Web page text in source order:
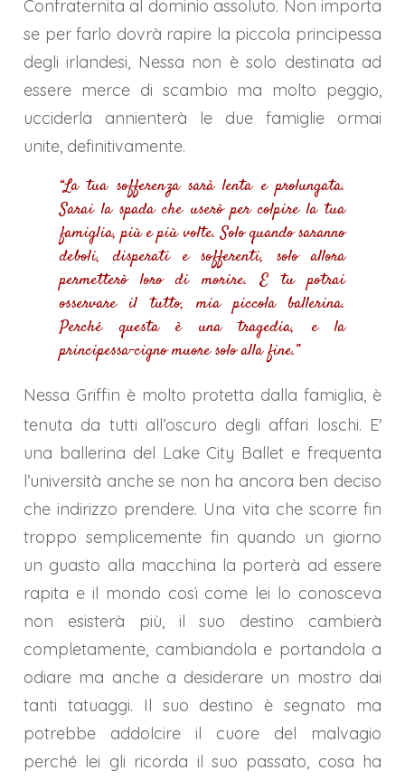
Confraternita al dominio assoluto. Non importa
se per farlo dovrà rapire la piccola principessa
degli irlandesi, Nessa non è solo destinata ad
essere merce di scambio ma molto peggio,
ucciderla annienterà le due famiglie ormai
unite, definitivamente.
“La tua sofferenza sarà lenta e prolungata.
Sarai la spada che userò per colpire la tua
famiglia, più e più volte. Solo quando saranno
deboli, disperati e sofferenti, solo allora
permetterò loro di morire. E tu potrai
osservare il tutto, mia piccola ballerina.
Perché questa è una tragedia, e la
principessa-cigno muore solo alla fine.”
Nessa Griffin è molto protetta dalla famiglia, è
tenuta da tutti all’oscuro degli affari loschi. E'
una ballerina del Lake City Ballet e frequenta
l’università anche se non ha ancora ben deciso
che indirizzo prendere. Una vita che scorre fin
troppo semplicemente fin quando un giorno
un guasto alla macchina la porterà ad essere
rapita e il mondo così come lei lo conosceva
non esisterà più, il suo destino cambierà
completamente, cambiandola e portandola a
odiare ma anche a desiderare un mostro dai
tanti tatuaggi. Il suo destino è segnato ma
potrebbe addolcire il cuore del malvagio
perché lei gli ricorda il suo passato, cosa ha